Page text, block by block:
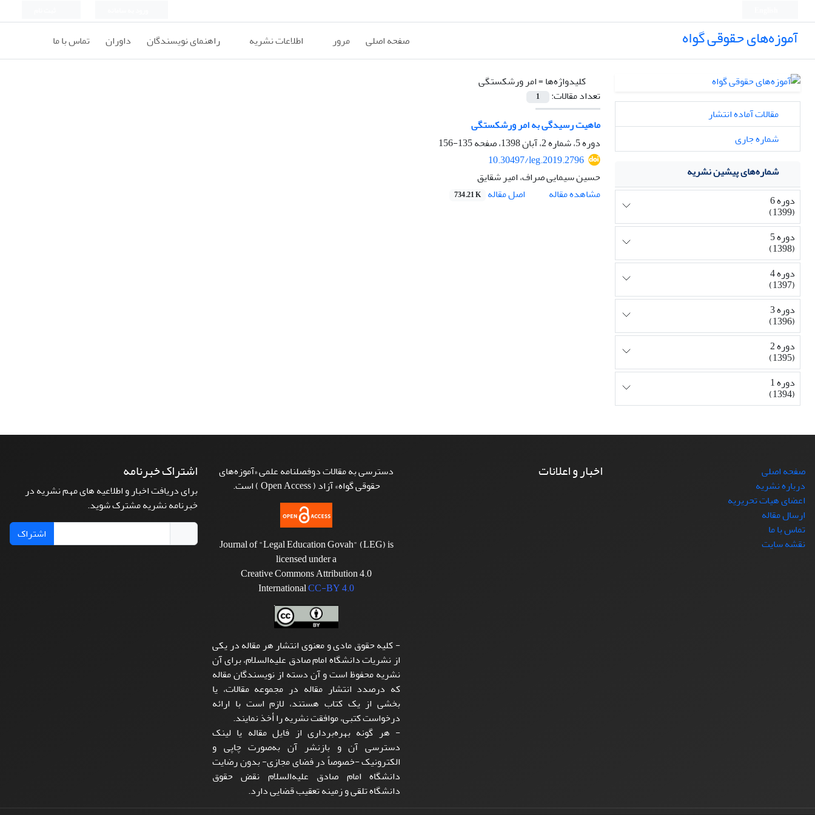
آموزه‌های حقوقی گواه صفحه اصلی مرور اطلاعات نشریه راهنمای نویسندگان داوران تماس با ما
کلیدواژه‌ها =امر ورشکستگی
تعداد مقالات:
1
ماهیت رسیدگی به امر ورشکستگی
دوره 5، شماره 2، آبان 1398، صفحه
135-156
10.30497/leg.2019.2796
حسین سیمایی صراف، امیر شقایق
مشاهده مقاله
اصل مقاله 734.21 K
مقالات آماده انتشار
شماره جاری
شماره‌های پیشین نشریه
دوره 6
(1399)
دوره 5
(1398)
دوره 4
(1397)
دوره 3
(1396)
دوره 2
(1395)
دوره 1
(1394)
صفحه اصلی
درباره نشریه
اعضای هیات تحریریه
ارسال مقاله
تماس با ما
نقشه سایت
اخبار و اعلانات
دسترسی به مقالات دوفصلنامه علمی «آموزه‌های
حقوقی گواه» آزاد ( Open Access ) است.
Journal of "Legal Education Govah" (LEG) is
licensed under a
Creative Commons Attribution 4.0
InternationalCC-BY 4.0
- کلیه حقوق مادی و معنوی انتشار هر مقاله در یکی
از نشریات دانشگاه امام صادق علیه‌السلام، برای آن
نشریه محفوظ است و آن دسته از نویسندگان مقاله
که درصدد انتشار مقاله در مجموعه مقالات، یا
بخشی از یک کتاب هستند، لازم است با ارائه
درخواست کتبی، موافقت نشریه را أخذ نمایند.
- هر گونه بهره‌برداری از فایل مقاله یا لینک
دسترسی آن و بازنشر آن به‌صورت چاپی و
الکترونیک -خصوصاً در فضای مجازی- بدون رضایت
دانشگاه امام صادق علیه‌السلام نقض حقوق
دانشگاه تلقی و زمینه تعقیب قضایی دارد.
اشتراک خبرنامه
برای دریافت اخبار و اطلاعیه های مهم نشریه در
خبرنامه نشریه مشترک شوید.
اشتراک